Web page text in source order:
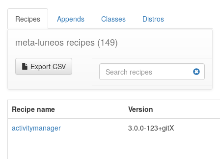
Recipes Appends Classes Distros
meta-luneos recipes (149)
Export CSV
Recipe name
Version
activitymanager
3.0.0-123+gitX